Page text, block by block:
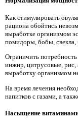
Как стимулировать
рациона обойтись
выработке организмом
помидоры, бобы, свекла,
Ограничить
инжир, цитрусовые, рис,
выработку организмом
На время лечения
напитков с газами, а
Насыщение